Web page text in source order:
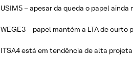
USIM5 – apesar da queda o papel
WEGE3 – papel mantém a LTA de
ITSA4 está em tendência de alta